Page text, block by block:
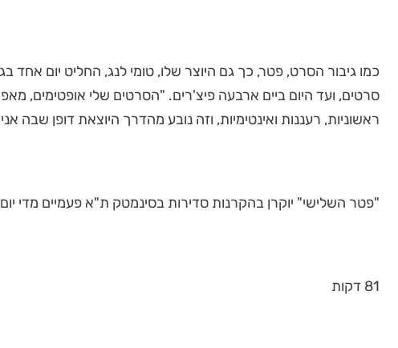
סרטים, ועד היום ביים ארבעה פיצ'רים. "הסרטים שלי אופטימים,
ראשוניות, רעננות ואינטימיות, וזה נובע מהדרך היוצאת דופן שבה
"פטר השלישי" יוקרן בהקרנות סדירות בסינמטק ת"א פעמיים מדי יום, אחר הצהריים ובערב, החל
81 דקות